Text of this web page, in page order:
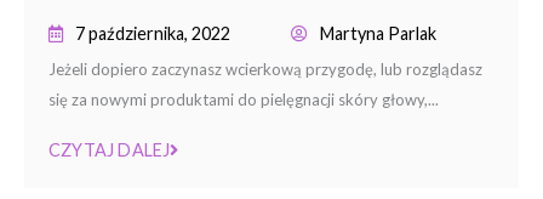
7 października, 2022 Martyna Parlak
Jeżeli dopiero zaczynasz wcierkową przygodę, lub rozglądasz
się za nowymi produktami do pielęgnacji skóry głowy,...
CZYTAJ DALEJ